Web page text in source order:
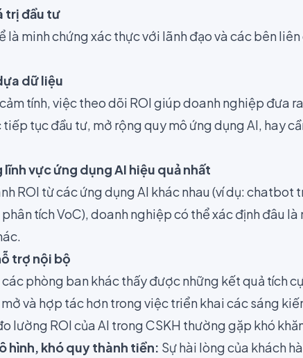
trị đầu tư
là minh chứng xác thực với lãnh đạo và các bên
dữ liệu
tính, việc theo dõi ROI giúp doanh nghiệp đưa
tiếp tục đầu tư, mở rộng quy mô ứng dụng AI, hay
vực ứng dụng AI hiệu quả nhất
ROI từ các ứng dụng AI khác nhau (ví dụ: chatbot
tích VoC), doanh nghiệp có thể xác định đâu
trợ nội bộ
các phòng ban khác thấy được những kết quả tích
và hợp tác hơn trong việc triển khai các sáng
lường ROI của AI trong CSKH thường gặp khó
hình, khó quy thành tiền: Sự hài lòng của khách